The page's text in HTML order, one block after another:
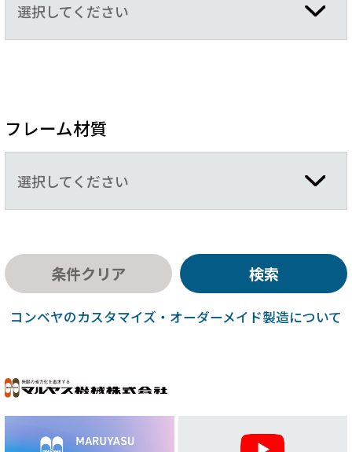
選択してください
フレーム材質
選択してください
条件クリア 検索
コンベヤのカスタマイズ・オーダーメイド製造について